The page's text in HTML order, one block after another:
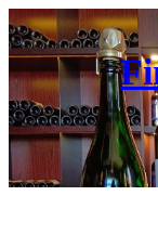
内
容
を
ス
キ
ッ
プ